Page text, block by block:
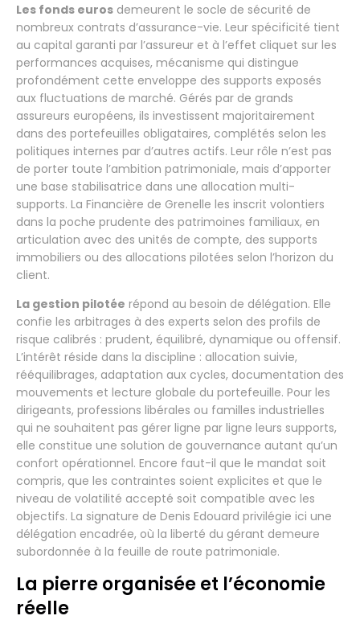
Les fonds euros demeurent le socle de sécurité de
nombreux contrats d’assurance-vie. Leur spécificité tient
au capital garanti par l’assureur et à l’effet cliquet sur les
performances acquises, mécanisme qui distingue
profondément cette enveloppe des supports exposés
aux fluctuations de marché. Gérés par de grands
assureurs européens, ils investissent majoritairement
dans des portefeuilles obligataires, complétés selon les
politiques internes par d’autres actifs. Leur rôle n’est pas
de porter toute l’ambition patrimoniale, mais d’apporter
une base stabilisatrice dans une allocation multi-
supports. La Financière de Grenelle les inscrit volontiers
dans la poche prudente des patrimoines familiaux, en
articulation avec des unités de compte, des supports
immobiliers ou des allocations pilotées selon l’horizon du
client.
La gestion pilotée répond au besoin de délégation. Elle
confie les arbitrages à des experts selon des profils de
risque calibrés : prudent, équilibré, dynamique ou offensif.
L’intérêt réside dans la discipline : allocation suivie,
rééquilibrages, adaptation aux cycles, documentation des
mouvements et lecture globale du portefeuille. Pour les
dirigeants, professions libérales ou familles industrielles
qui ne souhaitent pas gérer ligne par ligne leurs supports,
elle constitue une solution de gouvernance autant qu’un
confort opérationnel. Encore faut-il que le mandat soit
compris, que les contraintes soient explicites et que le
niveau de volatilité accepté soit compatible avec les
objectifs. La signature de Denis Edouard privilégie ici une
délégation encadrée, où la liberté du gérant demeure
subordonnée à la feuille de route patrimoniale.
La pierre organisée et l’économie
réelle